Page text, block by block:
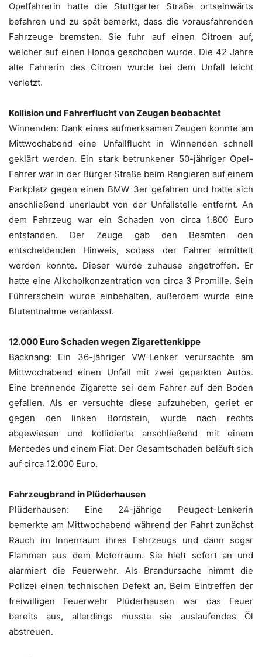
Opelfahrerin hatte die Stuttgarter Straße ortseinwärts
befahren und zu spät bemerkt, dass die vorausfahrenden
Fahrzeuge bremsten. Sie fuhr auf einen Citroen auf,
welcher auf einen Honda geschoben wurde. Die 42 Jahre
alte Fahrerin des Citroen wurde bei dem Unfall leicht
verletzt.
Kollision und Fahrerflucht von Zeugen beobachtet
Winnenden: Dank eines aufmerksamen Zeugen konnte am
Mittwochabend eine Unfallflucht in Winnenden schnell
geklärt werden. Ein stark betrunkener 50-jähriger Opel-
Fahrer war in der Bürger Straße beim Rangieren auf einem
Parkplatz gegen einen BMW 3er gefahren und hatte sich
anschließend unerlaubt von der Unfallstelle entfernt. An
dem Fahrzeug war ein Schaden von circa 1.800 Euro
entstanden. Der Zeuge gab den Beamten den
entscheidenden Hinweis, sodass der Fahrer ermittelt
werden konnte. Dieser wurde zuhause angetroffen. Er
hatte eine Alkoholkonzentration von circa 3 Promille. Sein
Führerschein wurde einbehalten, außerdem wurde eine
Blutentnahme veranlasst.
12.000 Euro Schaden wegen Zigarettenkippe
Backnang: Ein 36-jähriger VW-Lenker verursachte am
Mittwochabend einen Unfall mit zwei geparkten Autos.
Eine brennende Zigarette sei dem Fahrer auf den Boden
gefallen. Als er versuchte diese aufzuheben, geriet er
gegen den linken Bordstein, wurde nach rechts
abgewiesen und kollidierte anschließend mit einem
Mercedes und einem Fiat. Der Gesamtschaden beläuft sich
auf circa 12.000 Euro.
Fahrzeugbrand in Plüderhausen
Plüderhausen: Eine 24-jährige Peugeot-Lenkerin
bemerkte am Mittwochabend während der Fahrt zunächst
Rauch im Innenraum ihres Fahrzeugs und dann sogar
Flammen aus dem Motorraum. Sie hielt sofort an und
alarmiert die Feuerwehr. Als Brandursache nimmt die
Polizei einen technischen Defekt an. Beim Eintreffen der
freiwilligen Feuerwehr Plüderhausen war das Feuer
bereits aus, allerdings musste sie auslaufendes Öl
abstreuen.